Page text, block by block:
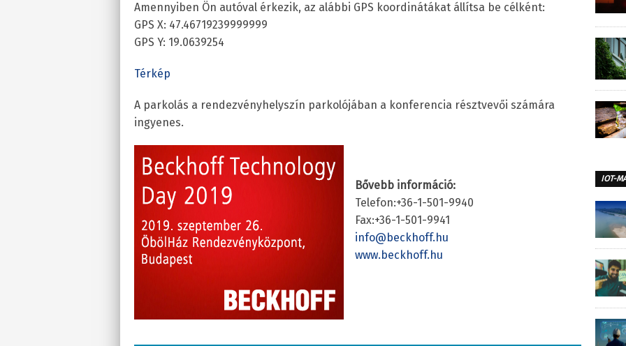
Amennyiben Ön autóval érkezik, az alábbi GPS koordinátákat állítsa be célként:
GPS X: 47.46719239999999
GPS Y: 19.0639254
Térkép
A parkolás a rendezvényhelyszín parkolójában a konferencia résztvevői számára
ingyenes.
Bővebb információ:
Telefon:+36-1-501-9940
Fax:+36-1-501-9941
info@beckhoff.hu
www.beckhoff.hu
IOT-